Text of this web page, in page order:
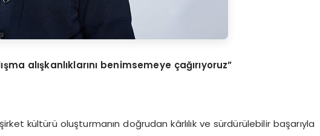
ma alışkanlıklarını benimsemeye çağırıyoruz”
kültürü oluşturmanın doğrudan kârlılık ve sürdürülebilir başarıyla